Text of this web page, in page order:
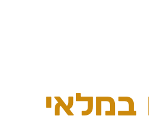
במלאי